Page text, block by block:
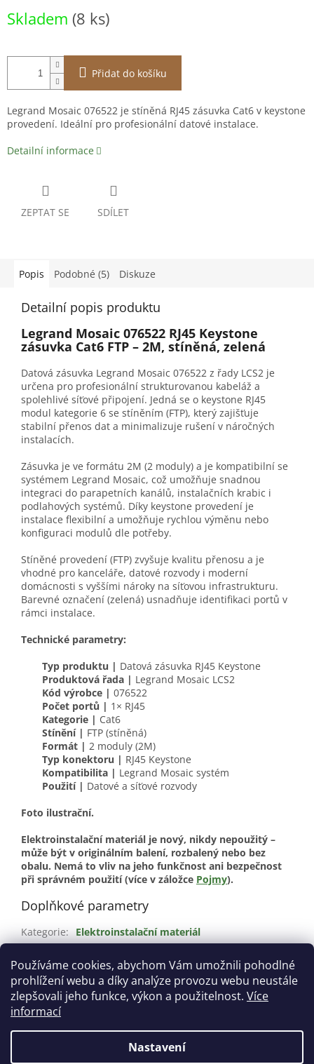
Používáme cookies, abychom Vám umožnili pohodlné
prohlížení webu a díky analýze provozu webu neustále
zlepšovali jeho funkce, výkon a použitelnost. Více
informací
Nastavení
cena:
Skladem (8 ks)
Přidat do košíku
Legrand Mosaic 076522 je stíněná RJ45 zásuvka Cat6 v keystone
provedení. Ideální pro profesionální datové instalace.
Detailní informace
ZEPTAT SE SDÍLET
Popis Podobné (5) Diskuze
Detailní popis produktu
Legrand Mosaic 076522 RJ45 Keystone
zásuvka Cat6 FTP – 2M, stíněná, zelená
Datová zásuvka Legrand Mosaic 076522 z řady LCS2 je
určena pro profesionální strukturovanou kabeláž a
spolehlivé síťové připojení. Jedná se o keystone RJ45
modul kategorie 6 se stíněním (FTP), který zajišťuje
stabilní přenos dat a minimalizuje rušení v náročných
instalacích.
Zásuvka je ve formátu 2M (2 moduly) a je kompatibilní se
systémem Legrand Mosaic, což umožňuje snadnou
integraci do parapetních kanálů, instalačních krabic i
podlahových systémů. Díky keystone provedení je
instalace flexibilní a umožňuje rychlou výměnu nebo
konfiguraci modulů dle potřeby.
Stíněné provedení (FTP) zvyšuje kvalitu přenosu a je
vhodné pro kanceláře, datové rozvody i moderní
domácnosti s vyššími nároky na síťovou infrastrukturu.
Barevné označení (zelená) usnadňuje identifikaci portů v
rámci instalace.
Technické parametry:
Typ produktu | Datová zásuvka RJ45 Keystone
Produktová řada | Legrand Mosaic LCS2
Kód výrobce | 076522
Počet portů | 1× RJ45
Kategorie | Cat6
Stínění | FTP (stíněná)
Formát | 2 moduly (2M)
Typ konektoru | RJ45 Keystone
Kompatibilita | Legrand Mosaic systém
Použití | Datové a síťové rozvody
Foto ilustrační.
Elektroinstalační materiál je nový, nikdy nepoužitý –
může být v originálním balení, rozbalený nebo bez
obalu. Nemá to vliv na jeho funkčnost ani bezpečnost
při správném použití (více v záložce Pojmy).
Doplňkové parametry
Kategorie:
Elektroinstalační materiál
Materiál:
Kov
Barva: Zelená
Vytvořil Shoptet